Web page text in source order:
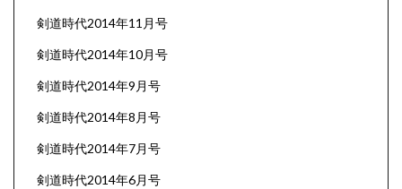
剣道時代2014年11月号
剣道時代2014年10月号
剣道時代2014年9月号
剣道時代2014年8月号
剣道時代2014年7月号
剣道時代2014年6月号